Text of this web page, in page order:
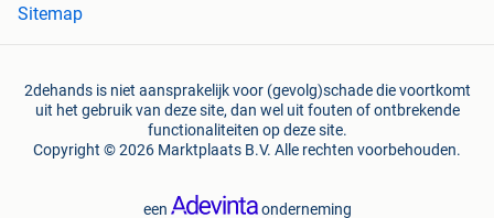
Sitemap
2dehands is niet aansprakelijk voor (gevolg)schade die voortkomt
uit het gebruik van deze site, dan wel uit fouten of ontbrekende
functionaliteiten op deze site.
Copyright © 2026 Marktplaats B.V. Alle rechten voorbehouden.
een onderneming